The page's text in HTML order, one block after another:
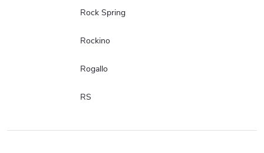
Rock Spring
Rockino
Rogallo
RS